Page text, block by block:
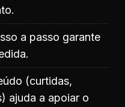
a passo garante
(curtidas,
ajuda a apoiar o